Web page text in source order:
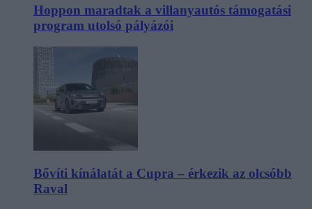
Hoppon maradtak a villanyautós támogatási
program utolsó pályázói
Bővíti kínálatát a Cupra – érkezik az olcsóbb
Raval